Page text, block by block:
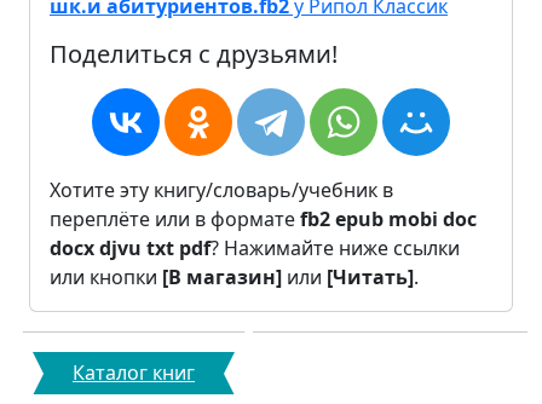
шк.и абитуриентов.fb2у Рипол Классик
Поделиться с друзьями!
Хотите эту книгу/словарь/учебник в
переплёте или в форматеfb2epub mobi doc
docxdjvu txt pdf? Нажимайте ниже ссылки
или кнопки [В магазин] или [Читать].
Каталог книг